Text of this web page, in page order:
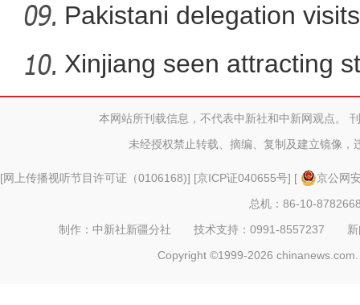
在舞台乘风破浪的维妮娜，说
sa
Pakistani delegation
Xinjiang seen attracting
本网站所刊载信息，不代表中新社和中新网观点。
未经授权禁止转载、摘编、复制及建立镜像，
[网上传播视听节目许可证（0106168)] [京ICP证040655号] [
京公网
总机：86-10-
制作：中新社新疆分社 技术支持：0991-8557237
Copyright ©1999-2026